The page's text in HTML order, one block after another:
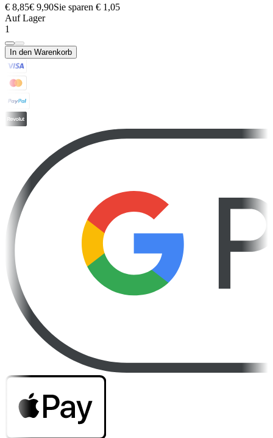
€ 8,85€ 9,90Sie sparen € 1,05
Auf Lager
1
In den Warenkorb